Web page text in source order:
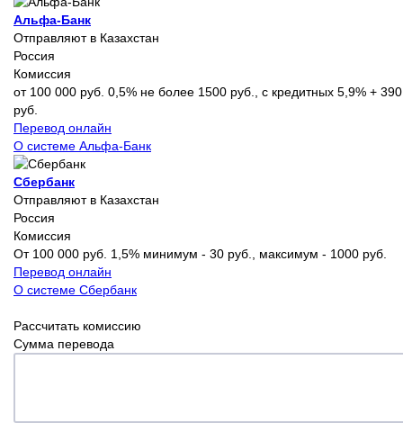
Альфа-Банк
Отправляют в Казахстан
Россия
Комиссия
от 100 000 руб. 0,5% не более 1500 руб., с кредитных 5,9% + 390
руб.
Перевод онлайн
О системе Альфа-Банк
Сбербанк
Отправляют в Казахстан
Россия
Комиссия
От 100 000 руб. 1,5% минимум - 30 руб., максимум - 1000 руб.
Перевод онлайн
О системе Сбербанк
Рассчитать комиссию
Сумма перевода